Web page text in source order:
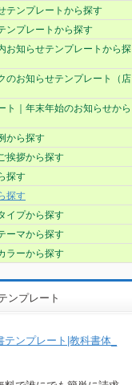
テンプレートから探す
ンプレートから探す
お知らせテンプレートから探
のお知らせテンプレート（店
ト｜年末年始のお知らせから
から探す
挨拶から探す
探す
探す
イプから探す
ーマから探す
ラーから探す
ンプレート
ンプレート|教科書体_